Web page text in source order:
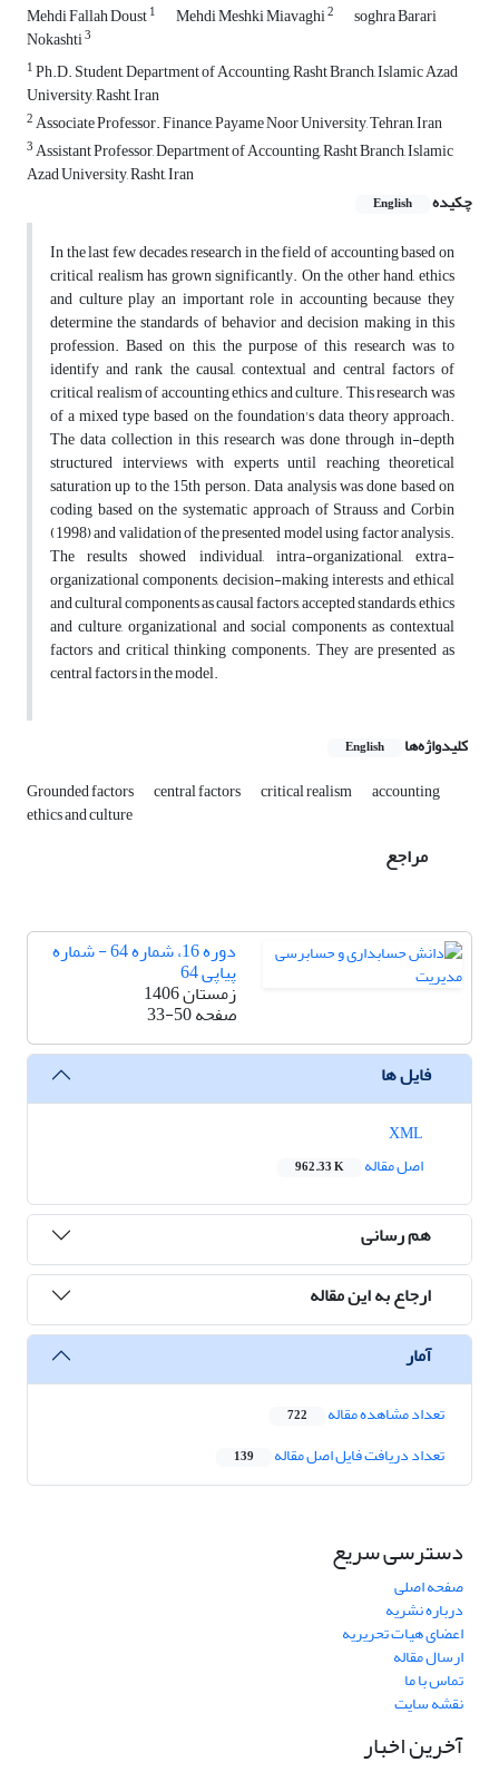
Mehdi Fallah Doust1 Mehdi Meshki Miavaghi2 soghra Barari
Nokashti3
1Ph.D. Student, Department of Accounting, Rasht Branch, Islamic Azad
University, Rasht, Iran
2Associate Professor. Finance, Payame Noor University, Tehran, Iran
3Assistant Professor, Department of Accounting, Rasht Branch, Islamic
Azad University, Rasht, Iran
چکیده
English
In the last few decades, research in the field of accounting based on
critical realism has grown significantly. On the other hand, ethics
and culture play an important role in accounting because they
determine the standards of behavior and decision making in this
profession. Based on this, the purpose of this research was to
identify and rank the causal, contextual and central factors of
critical realism of accounting ethics and culture. This research was
of a mixed type based on the foundation's data theory approach.
The data collection in this research was done through in-depth
structured interviews with experts until reaching theoretical
saturation up to the 15th person. Data analysis was done based on
coding based on the systematic approach of Strauss and Corbin
(1998) and validation of the presented model using factor analysis.
The results showed individual, intra-organizational, extra-
organizational components, decision-making interests and ethical
and cultural components as causal factors, accepted standards, ethics
and culture, organizational and social components as contextual
factors and critical thinking components. They are presented as
central factors in the model.
کلیدواژه‌ها English
Grounded factors central factors critical realism accounting
ethics and culture
مراجع
دوره 16، شماره 64 - شماره
پیاپی 64
زمستان 1406
صفحه33-50
فایل ها
اصل مقاله
962.33 K
هم رسانی
ارجاع به این مقاله
آمار
تعداد مشاهده مقاله 722
تعداد دریافت فایل اصل مقاله 139
دسترسی سریع
صفحه اصلی
درباره نشریه
اعضای هیات تحریریه
ارسال مقاله
تماس با ما
نقشه سایت
آخرین اخبار